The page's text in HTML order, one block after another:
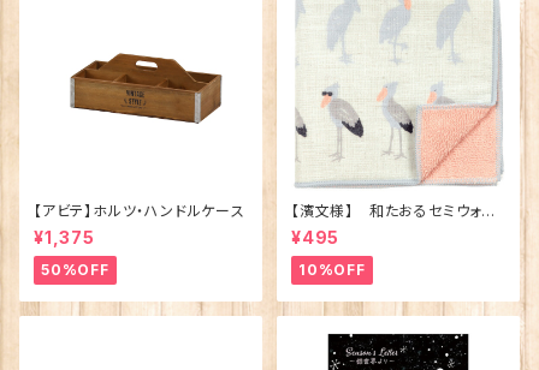
【アビテ】ホルツ・ハンドルケース
¥1,375
50%OFF
【濱文様】 和たおるセミウォッ
シュ ごきげんハシビロコウ
(日本製)
¥495
10%OFF